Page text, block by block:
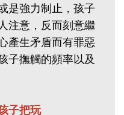
是強力制止，孩子
注意，反而刻意繼
產生矛盾而有罪惡
子撫觸的頻率以及
子把玩